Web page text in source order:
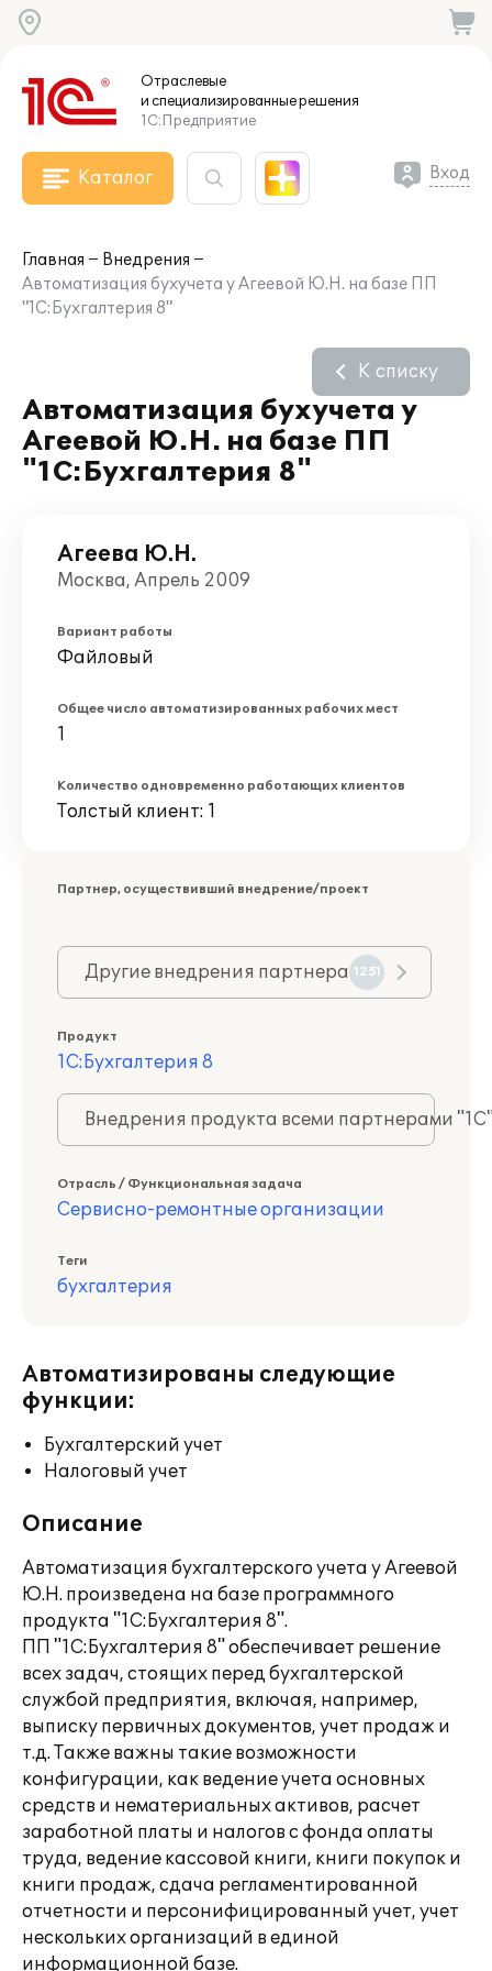
Отраслевые
и специализированныерешения
1С:Предприятие
Каталог Вход
Главная
Внедрения
Автоматизация бухучета у Агеевой Ю.Н. на базе ПП
"1С:Бухгалтерия 8"
Автоматизация бухучета у
Агеевой Ю.Н. на базе ПП
"1С:Бухгалтерия 8"
К списку
Агеева Ю.Н.
Москва, Апрель 2009
Вариант работы
Файловый
Общее число автоматизированных рабочих мест
1
Количество одновременно работающих клиентов
Толстый клиент: 1
Партнер, осуществивший внедрение/проект
Другие внедрения партнера 1251
Продукт
1С:Бухгалтерия 8
Внедрения продукта всеми партнерами
Отрасль / Функциональная задача
Сервисно-ремонтные организации
Теги
бухгалтерия
Автоматизированы следующие
функции:
Бухгалтерский учет
Налоговый учет
Описание
Автоматизация бухгалтерского учета у Агеевой
Ю.Н. произведена на базе программного
продукта "1С:Бухгалтерия 8".
ПП "1С:Бухгалтерия 8" обеспечивает решение
всех задач, стоящих перед бухгалтерской
службой предприятия, включая, например,
выписку первичных документов, учет продаж и
т.д. Также важны такие возможности
конфигурации, как ведение учета основных
средств и нематериальных активов, расчет
заработной платы и налогов с фонда оплаты
труда, ведение кассовой книги, книги покупок и
книги продаж, сдача регламентированной
отчетности и персонифицированный учет, учет
нескольких организаций в единой
информационной базе.